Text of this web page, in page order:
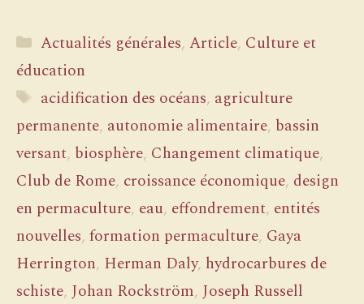
Catégories
Actualités générales,Article, Culture et
éducation
Étiquettes
acidification des océans, agriculture
permanente, autonomie alimentaire, bassin
versant, biosphère, Changement climatique,
Club de Rome, croissance économique, design
en permaculture, eau, effondrement, entités
nouvelles, formation permaculture, Gaya
Herrington, Herman Daly, hydrocarbures de
schiste, Johan Rockström, Joseph Russell